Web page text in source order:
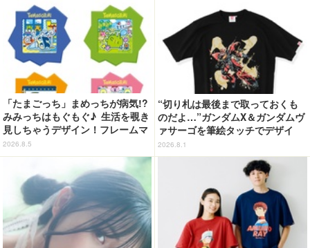
「たまごっち」まめっちが病気!?
みみっちはもぐもぐ♪ 生活を覗き
見しちゃうデザイン！フレームマ
グネット「ぴたっとフレーム」登
場☆
2026.8.5
“切り札は最後まで取っておくも
のだよ…”ガンダムX＆ガンダムヴ
ァサーゴを筆絵タッチでデザイ
ン！「ガンダムX」Tシャツ発売
2026.8.1